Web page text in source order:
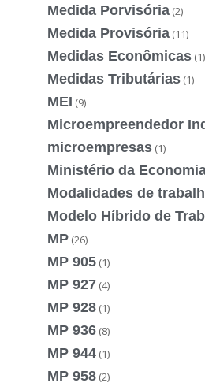
Medida Porvisória (2)
Medida Provisória (11)
Medidas Econômicas (1)
Medidas Tributárias (1)
MEI (9)
Microempreendedor
microempresas (1)
Ministério da
Modalidades de
Modelo Híbrido de
MP (26)
MP 905 (1)
MP 927 (4)
MP 928 (1)
MP 936 (8)
MP 944 (1)
MP 958 (2)